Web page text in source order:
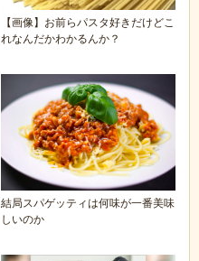
【画像】お前らパスタ好きだけどこ
れなんだかわかるんか？
結局スパゲッティは何味が一番美味
しいのか